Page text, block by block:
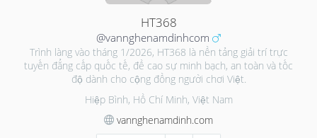
HT368
@vannghenamdinhcom
Trình làng vào tháng 1/2026, HT368 là nền tảng giải trí trực
tuyến đẳng cấp quốc tế, đề cao sự minh bạch, an toàn và tốc
độ dành cho cộng đồng người chơi Việt.
Hiệp Bình, Hồ Chí Minh, Việt Nam
vannghenamdinh.com